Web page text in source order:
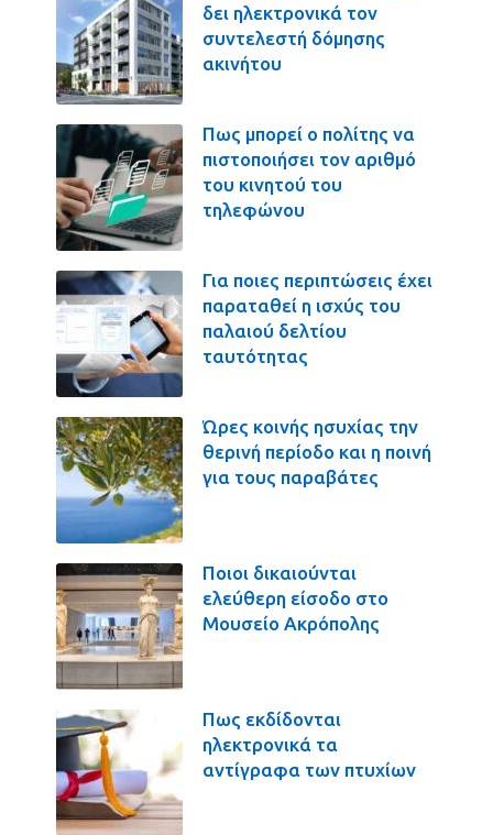
δει ηλεκτρονικά τον
συντελεστή δόμησης
ακινήτου
Πως μπορεί ο πολίτης να
πιστοποιήσει τον αριθμό
του κινητού του
τηλεφώνου
Για ποιες περιπτώσεις έχει
παραταθεί η ισχύς του
παλαιού δελτίου
ταυτότητας
Ώρες κοινής ησυχίας την
θερινή περίοδο και η ποινή
για τους παραβάτες
Ποιοι δικαιούνται
ελεύθερη είσοδο στο
Μουσείο Ακρόπολης
Πως εκδίδονται
ηλεκτρονικά τα
αντίγραφα των πτυχίων